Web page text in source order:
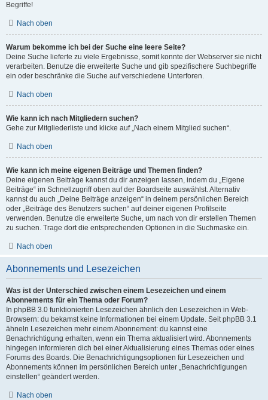
Begriffe!
Nach oben
Warum bekomme ich bei der Suche eine leere Seite?
Deine Suche lieferte zu viele Ergebnisse, somit konnte der Webserver sie nicht
verarbeiten. Benutze die erweiterte Suche und gib spezifischere Suchbegriffe
ein oder beschränke die Suche auf verschiedene Unterforen.
Nach oben
Wie kann ich nach Mitgliedern suchen?
Gehe zur Mitgliederliste und klicke auf „Nach einem Mitglied suchen“.
Nach oben
Wie kann ich meine eigenen Beiträge und Themen finden?
Deine eigenen Beiträge kannst du dir anzeigen lassen, indem du „Eigene
Beiträge“ im Schnellzugriff oben auf der Boardseite auswählst. Alternativ
kannst du auch „Deine Beiträge anzeigen“ in deinem persönlichen Bereich
oder „Beiträge des Benutzers suchen“ auf deiner eigenen Profilseite
verwenden. Benutze die erweiterte Suche, um nach von dir erstellen Themen
zu suchen. Trage dort die entsprechenden Optionen in die Suchmaske ein.
Nach oben
Abonnements und Lesezeichen
Was ist der Unterschied zwischen einem Lesezeichen und einem
Abonnements für ein Thema oder Forum?
In phpBB 3.0 funktionierten Lesezeichen ähnlich den Lesezeichen in Web-
Browsern: du bekamst keine Informationen bei einem Update. Seit phpBB 3.1
ähneln Lesezeichen mehr einem Abonnement: du kannst eine
Benachrichtigung erhalten, wenn ein Thema aktualisiert wird. Abonnements
hingegen informieren dich bei einer Aktualisierung eines Themas oder eines
Forums des Boards. Die Benachrichtigungsoptionen für Lesezeichen und
Abonnements können im persönlichen Bereich unter „Benachrichtigungen
einstellen“ geändert werden.
Nach oben